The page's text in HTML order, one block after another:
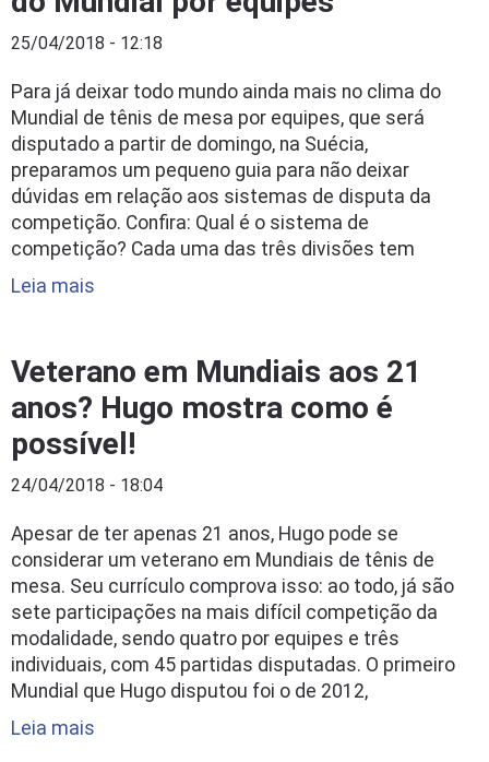
25/04/2018 - 12:18
Para já deixar todo mundo ainda mais no clima do
Mundial de tênis de mesa por equipes, que será
disputado a partir de domingo, na Suécia,
preparamos um pequeno guia para não deixar
dúvidas em relação aos sistemas de disputa da
competição. Confira: Qual é o sistema de
competição? Cada uma das três divisões tem
Leia mais
Veterano em Mundiais aos 21
anos? Hugo mostra como é
possível!
24/04/2018 - 18:04
Apesar de ter apenas 21 anos, Hugo pode se
considerar um veterano em Mundiais de tênis de
mesa. Seu currículo comprova isso: ao todo, já são
sete participações na mais difícil competição da
modalidade, sendo quatro por equipes e três
individuais, com 45 partidas disputadas. O primeiro
Mundial que Hugo disputou foi o de 2012,
Leia mais